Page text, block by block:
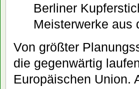
Berliner
Meisterwerke aus
Von größter
die gegenwärtig
Europäischen Union.